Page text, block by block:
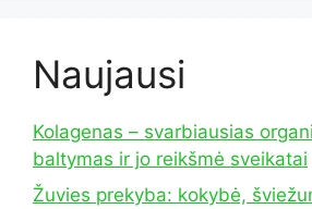
Naujausi
Kolagenas – svarbiausias
baltymas ir jo reikšmė sveikatai
Žuvies prekyba: kokybė,